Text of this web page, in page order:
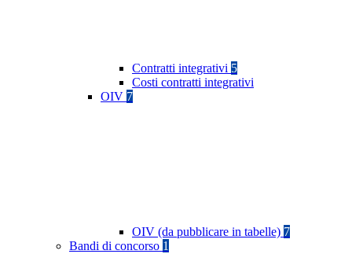
Contratti integrativi 5
Costi contratti integrativi
OIV 7
OIV (da pubblicare in tabelle) 7
Bandi di concorso 1